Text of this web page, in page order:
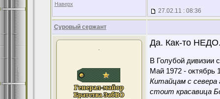
Наверх
27.02.11 : 08:36
Суровый сержант
.
Да. Как-то
В Голубой дивизии
Май 1972 - октябрь
Китайцам с севера
стоит красавица